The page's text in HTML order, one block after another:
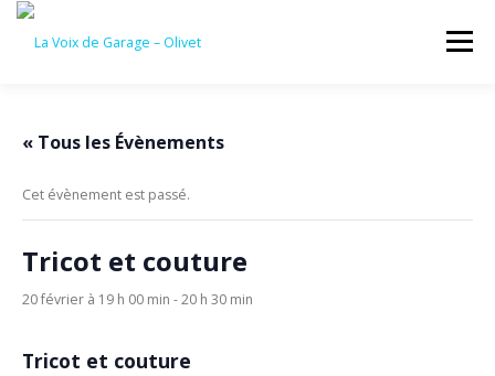
Aller
contenu
Menu
CONTACTEZ-NOUS
« Tous les Évènements
Cet évènement est passé.
Tricot et couture
20 février à 19 h 00 min -20 h 30 min
Tricot et couture